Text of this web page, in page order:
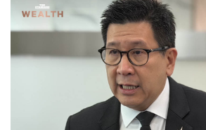
สามารถติดตาม THE
ผ่านแอปพลิเคชันต่างๆ ที่คุณสะดวกหรือ
Steve Jobs การทำงาน